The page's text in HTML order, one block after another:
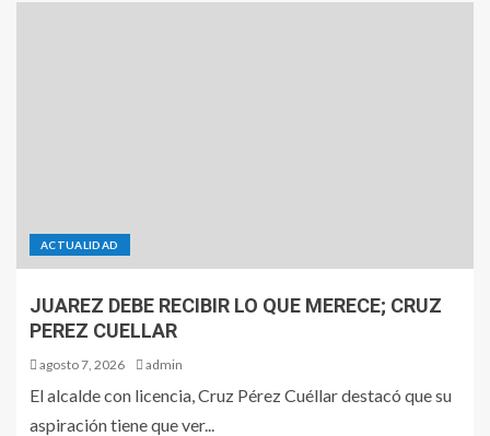
ACTUALIDAD
JUAREZ DEBE RECIBIR LO QUE MERECE; CRUZ
PEREZ CUELLAR
agosto 7, 2026 admin
El alcalde con licencia, Cruz Pérez Cuéllar destacó que su
aspiración tiene que ver...